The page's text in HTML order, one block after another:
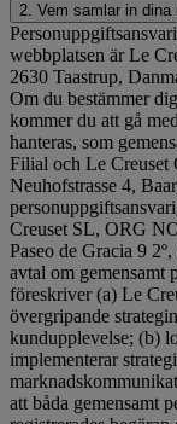
2. Vem samlar in dina
webbplatsen är Le
2630 Taastrup,
Om du bestämmer
kommer du att gå
hanteras, som
Filial och Le Creuset
Neuhofstrasse 4,
Creuset SL, ORG
Paseo de Gracia 9
avtal om gemensamt
föreskriver (a) Le
övergripande
kundupplevelse; (b)
implementerar
att båda gemensamt